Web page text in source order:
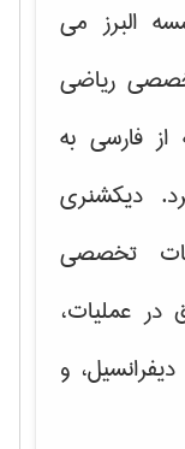
البرز می
ریاضی
فارسی به
دیکشنری
تخصصی
در عملیات،
، و